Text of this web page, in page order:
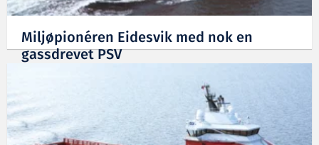
Miljøpionéren Eidesvik med nok en
gassdrevet PSV